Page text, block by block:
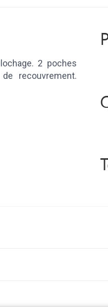
2 poches
recouvrement.